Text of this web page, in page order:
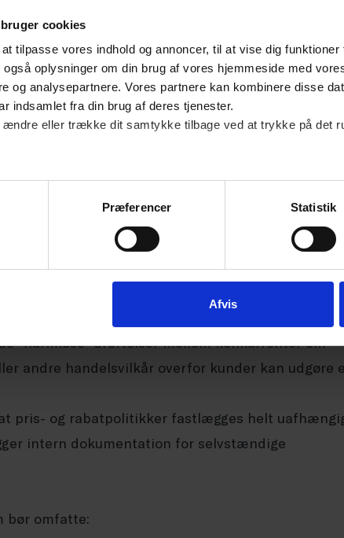
cookies
tilpasse vores indhold og annoncer, til at vise dig
oplysninger om din brug af vores hjemmeside med
og analysepartnere. Vores partnere kan kombinere disse
indsamlet fra din brug af deres tjenester.
ændre eller trække dit samtykke tilbage ved at trykke på det
Præferencer Statistik
Afvis
over en længere årrække og mellem to af
på, at parterne gennem en lang periode havde
centrale forretningsparametre.
millioner kr. indgik både virksomhedens størrelse
sted før 2013, hvor reglerne om
ikke offentliggjort i sin helhed, og det vides ikke
Clear Channel har accepteret et bødeforlæg på
“harmløse” drøftelser mellem konkurrenter om
andre handelsvilkår overfor kunder kan udgøre
pris- og rabatpolitikker fastlægges helt
intern dokumentation for selvstændige
bør omfatte: